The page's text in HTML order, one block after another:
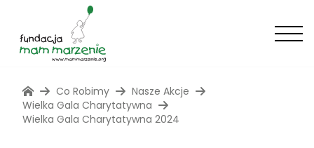
Co Robimy
Nasze Akcje
Wielka Gala Charytatywna
Wielka Gala Charytatywna 2024